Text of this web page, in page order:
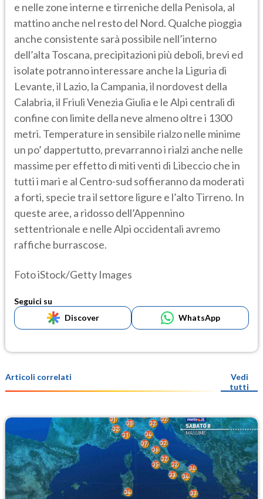
e nelle zone interne e tirreniche della Penisola, al
mattino anche nel resto del Nord. Qualche pioggia
anche consistente sarà possibile nell’interno
dell’alta Toscana, precipitazioni più deboli, brevi ed
isolate potranno interessare anche la Liguria di
Levante, il Lazio, la Campania, il nordovest della
Calabria, il Friuli Venezia Giulia e le Alpi centrali di
confine con limite della neve almeno oltre i 1300
metri. Temperature in sensibile rialzo nelle minime
un po’ dappertutto, prevarranno i rialzi anche nelle
massime per effetto di miti venti di Libeccio che in
tutti i mari e al Centro-sud soffieranno da moderati
a forti, specie tra il settore ligure e l’alto Tirreno. In
queste aree, a ridosso dell’Appennino
settentrionale e nelle Alpi occidentali avremo
raffiche burrascose.
Foto iStock/Getty Images
Seguici su
Discover
WhatsApp
Articoli correlati
Vedi
tutti